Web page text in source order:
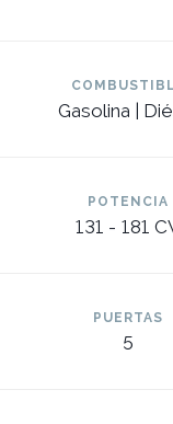
Gasolina |
POTENCIA
131 - 181
PUERTAS
5